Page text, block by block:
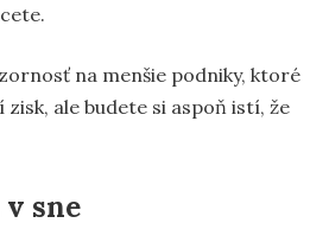
na menšie podniky, ktoré
ale budete si aspoň istí, že
v sne